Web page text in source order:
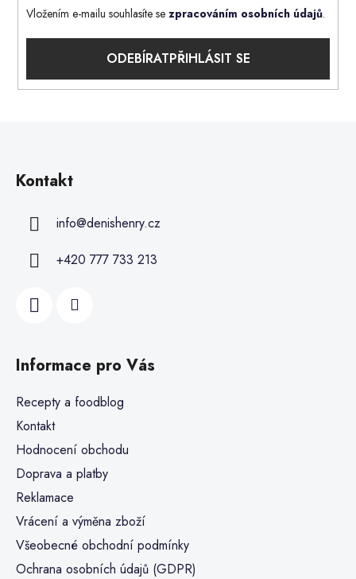
Vložením e-mailu souhlasíte se zpracováním osobních údajů.
PŘIHLÁSIT SE
Kontakt
info@denishenry.cz
+420 777 733 213
Informace pro Vás
Recepty a foodblog
Kontakt
Hodnocení obchodu
Doprava a platby
Reklamace
Vrácení a výměna zboží
Všeobecné obchodní podmínky
Ochrana osobních údajů (GDPR)